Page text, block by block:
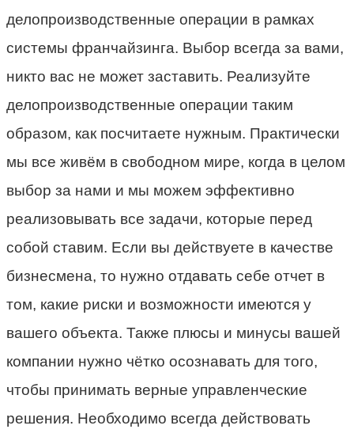
делопроизводственные операции в рамках
системы франчайзинга. Выбор всегда за вами,
никто вас не может заставить. Реализуйте
делопроизводственные операции таким
образом, как посчитаете нужным. Практически
мы все живём в свободном мире, когда в целом
выбор за нами и мы можем эффективно
реализовывать все задачи, которые перед
собой ставим. Если вы действуете в качестве
бизнесмена, то нужно отдавать себе отчет в
том, какие риски и возможности имеются у
вашего объекта. Также плюсы и минусы вашей
компании нужно чётко осознавать для того,
чтобы принимать верные управленческие
решения. Необходимо всегда действовать